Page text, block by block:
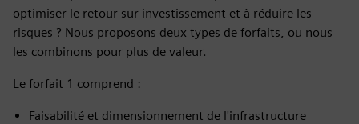
optimiser le retour sur investissement et à réduire les
risques ? Nous proposons deux types de forfaits, ou nous
les combinons pour plus de valeur.
Le forfait 1 comprend :
Faisabilité et dimensionnement de l'infrastructure